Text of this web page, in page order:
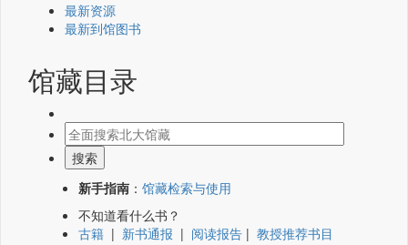
最新资源
最新到馆图书
馆藏目录
新手指南 ： 馆藏检索与使用
不知道看什么书？
古籍 | 新书通报 | 阅读报告 | 教授推荐书目